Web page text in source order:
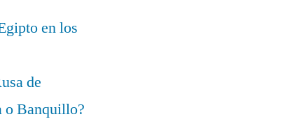
en los
de
o Banquillo?